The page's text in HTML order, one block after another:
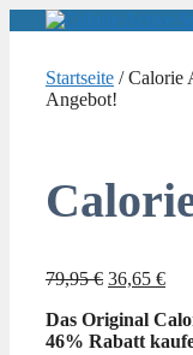
Startseite / Calorie
Angebot!
79,95€
war:
79,95 €
36,65 €
ist:
Das Original
46% Rabatt